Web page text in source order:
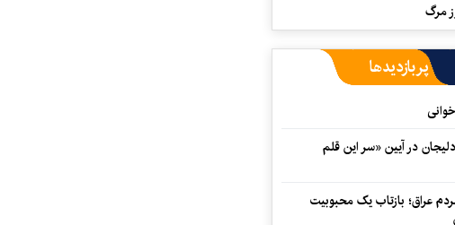
مرگ
پربازدیدها
دلیجان در آیین «سر این قلم
عراق؛ بازتاب یک محبوبیت